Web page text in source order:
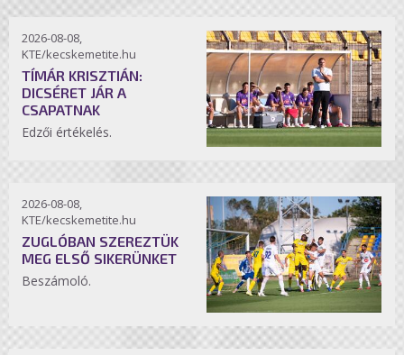
2026-08-08,
KTE/kecskemetite.hu
TÍMÁR KRISZTIÁN:
DICSÉRET JÁR A
CSAPATNAK
Edzői értékelés.
2026-08-08,
KTE/kecskemetite.hu
ZUGLÓBAN SZEREZTÜK
MEG ELSŐ SIKERÜNKET
Beszámoló.